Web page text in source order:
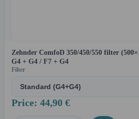
Zehnder ComfoD 350/450/550 filter
G4 + G4 / F7 + G4
Filter
Price: 44,90 €